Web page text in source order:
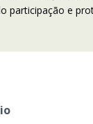
participação e